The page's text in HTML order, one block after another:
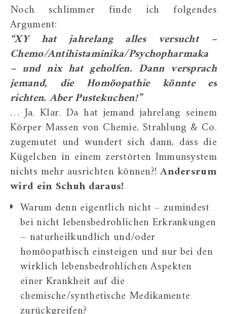
Noch schlimmer finde ich folgendes
Argument:
“XY hat jahrelang alles versucht –
Chemo/Antihistaminika/Psychopharmaka
– und nix hat geholfen. Dann versprach
jemand, die Homöopathie könnte es
richten. Aber Pustekuchen!”
… Ja. Klar. Da hat jemand jahrelang seinem
Körper Massen von Chemie, Strahlung & Co.
zugemutet und wundert sich dann, dass die
Kügelchen in einem zerstörten Immunsystem
nichts mehr ausrichten können?!Andersrum
wird ein Schuh daraus!
Warum denn eigentlich nicht – zumindest
bei nicht lebensbedrohlichen Erkrankungen
– naturheilkundlich und/oder
homöopathisch einsteigen und nur bei den
wirklich lebensbedrohlichen Aspekten
einer Krankheit auf die
chemische/synthetische Medikamente